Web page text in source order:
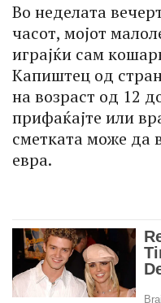
Во неделата
часот, мојот
играјќи сам
Капиштец од
на возраст од 12
прифаќајте или
сметката може да
евра.